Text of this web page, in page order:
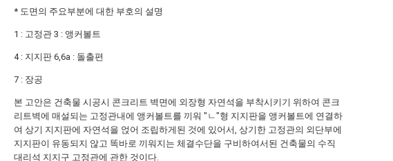
* 도면의 주요부분에 대한 부호의 설명
1 : 고정관 3 : 앵커볼트
4 : 지지판 6,6a : 돌출편
7 : 장공
본 고안은 건축물 시공시 콘크리트 벽면에 외장형 자연석을 부착시키기 위하여 콘크
리트벽에 매설되는 고정관내에 앵커볼트를 끼워 "ㄴ"형 지지판을 앵커볼트에 연결하
여 상기 지지판에 자연석을 얹어 조립하게된 것에 있어서, 상기한 고정관의 외단부에
지지판이 유동되지 않고 똑바로 끼워지는 체결수단을 구비하여서된 건축물의 수직
대리석 지지구 고정관에 관한 것이다.